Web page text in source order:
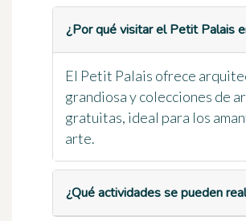
¿Por qué visitar el Petit Palais
El Petit Palais ofrece
grandiosa y colecciones de
gratuitas, ideal para los
arte.
¿Qué actividades se pueden